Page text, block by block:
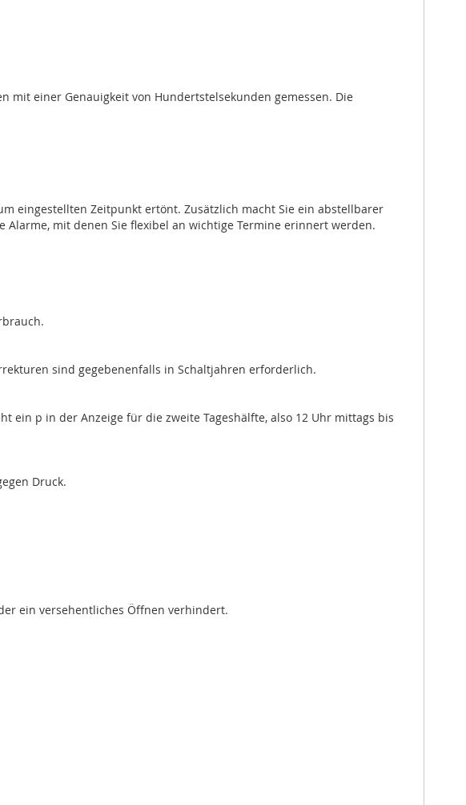
mit einer Genauigkeit von Hundertstelsekunden gemessen. Die
eingestellten Zeitpunkt ertönt. Zusätzlich macht Sie ein abstellbarer
mit denen Sie flexibel an wichtige Termine erinnert werden.
sind gegebenenfalls in Schaltjahren erforderlich.
ein p in der Anzeige für die zweite Tageshälfte, also 12 Uhr mittags bis
Druck.
ein versehentliches Öffnen verhindert.